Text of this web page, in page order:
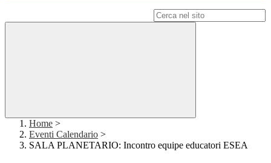
Home >
Eventi Calendario >
SALA PLANETARIO: Incontro equipe educatori ESEA